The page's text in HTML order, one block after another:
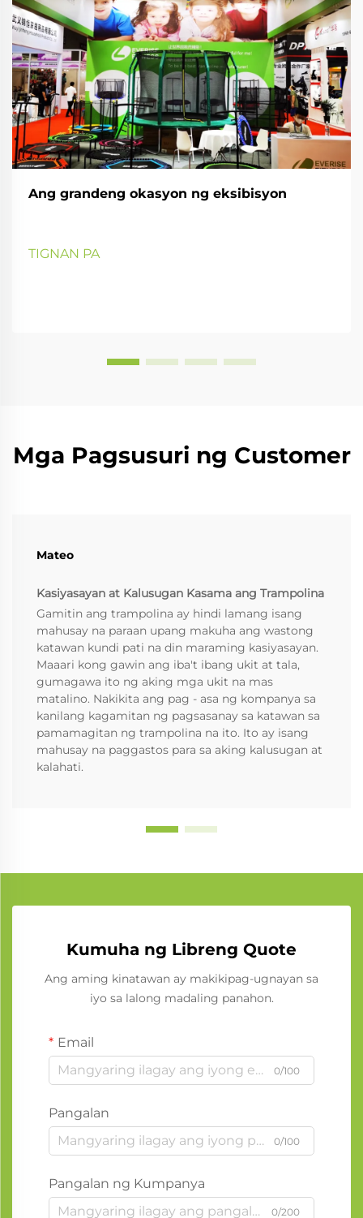
Ang grandeng okasyon ng eksibisyon
TIGNAN PA
Mga Pagsusuri ng Customer
Mateo
Kasiyasayan at Kalusugan Kasama ang Trampolina
Gamitin ang trampolina ay hindi lamang isang
mahusay na paraan upang makuha ang wastong
katawan kundi pati na din maraming kasiyasayan.
Maaari kong gawin ang iba't ibang ukit at tala,
gumagawa ito ng aking mga ukit na mas
matalino. Nakikita ang pag - asa ng kompanya sa
kanilang kagamitan ng pagsasanay sa katawan sa
pamamagitan ng trampolina na ito. Ito ay isang
mahusay na paggastos para sa aking kalusugan at
kalahati.
Kumuha ng Libreng Quote
Ang aming kinatawan ay makikipag-ugnayan sa
iyo sa lalong madaling panahon.
Email
0/100
Pangalan
0/100
Pangalan ng Kumpanya
0/200